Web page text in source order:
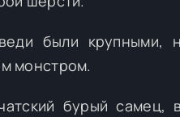
были крупными,
монстром.
бурый самец,